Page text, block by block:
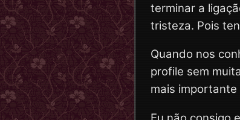
terminar a
tristeza. Pois
Quando nos
profile sem
mais